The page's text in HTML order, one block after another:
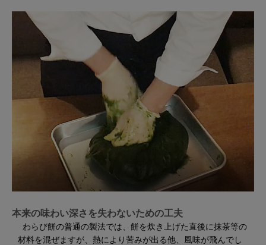
本来の味わい深さを失わないための工夫
わらび餅の普通の製法では、餅を炊き上げた直後に抹茶等の
材料を混ぜますが、熱により苦みが出る他、風味が飛んでし